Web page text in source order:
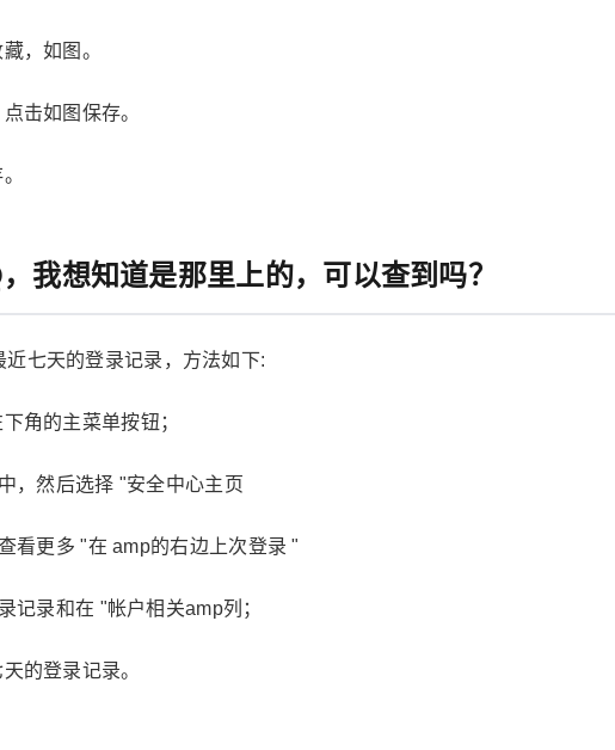
，如图。
击如图保存。
我想知道是那里上的，可以查到吗？
七天的登录记录，方法如下:
角的主菜单按钮；
，然后选择 "安全中心主页
看更多 "在 amp的右边上次登录 "
记录和在 "帐户相关amp列；
的登录记录。